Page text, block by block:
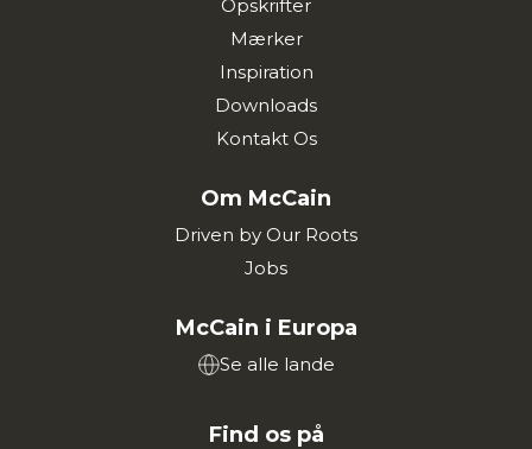
Opskrifter
Mærker
Inspiration
Downloads
Kontakt Os
Om McCain
Driven by Our Roots
Jobs
McCain i Europa
Se alle lande
Find os på